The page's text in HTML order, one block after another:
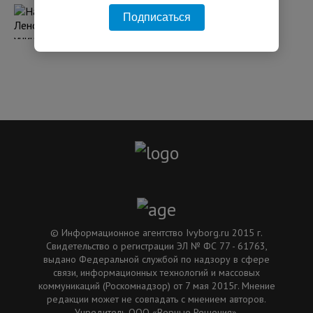
Над Ленобластью уничтожили 15 БПЛА,
поврежден склад у Красного Бора
© Информационное агентство Ivyborg.ru 2015 г.
Свидетельство о регистрации ЭЛ № ФС 77 - 61763,
выдано Федеральной службой по надзору в сфере
связи, информационных технологий и массовых
коммуникаций (Роскомнадзор) от 7 мая 2015г. Мнение
редакции может не совпадать с мнением авторов.
Подписаться